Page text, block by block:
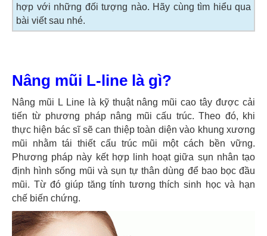
hợp với những đối tượng nào. Hãy cùng tìm hiểu qua
bài viết sau nhé.
Nâng mũi L-line là gì?
Nâng mũi L Line là kỹ thuật nâng mũi cao tây được cải
tiến từ phương pháp nâng mũi cấu trúc. Theo đó, khi
thực hiện bác sĩ sẽ can thiệp toàn diện vào khung xương
mũi nhằm tái thiết cấu trúc mũi một cách bền vững.
Phương pháp này kết hợp linh hoạt giữa sụn nhân tạo
định hình sống mũi và sụn tự thân dùng để bao bọc đầu
mũi. Từ đó giúp tăng tính tương thích sinh học và hạn
chế biến chứng.